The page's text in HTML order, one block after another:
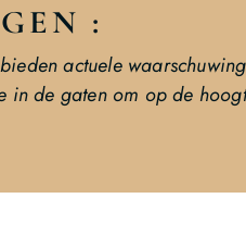
:
actuele
de gaten om op de